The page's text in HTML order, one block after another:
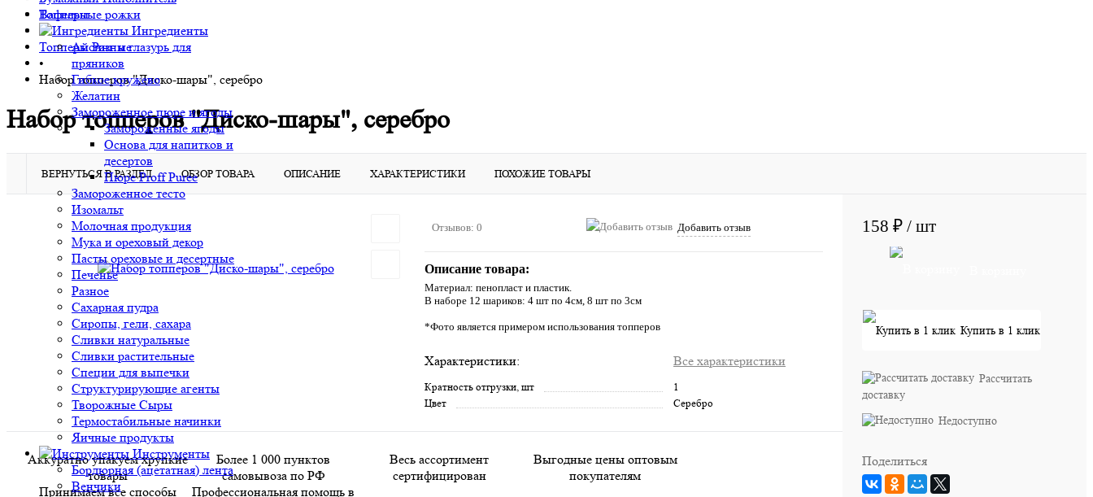
Вафельные рожки
Ингредиенты
Айсинг и глазурь для
пряников
Гибкое кружево
Желатин
Замороженное пюре и ягоды
Замороженные ягоды
Основа для напитков и
десертов
Пюре Proff Puree
Замороженное тесто
Изомальт
Молочная продукция
Мука и ореховый декор
Пасты ореховые и десертные
Печенье
Разное
Сахарная пудра
Сиропы, гели, сахара
Сливки натуральные
Сливки растительные
Специи для выпечки
Структурирующие агенты
Творожные Сыры
Термостабильные начинки
Яичные продукты
Инструменты
Бордюрная (ацетатная) лента
Венчики
Топперы
•
Топперы Разные
•
Набор топперов "Диско-шары", серебро
Набор топперов "Диско-шары", серебро
ВЕРНУТЬСЯ В РАЗДЕЛ ОБЗОР ТОВАРА ОПИСАНИЕ ХАРАКТЕРИСТИКИ ПОХОЖИЕ ТОВАРЫ
Отзывов: 0 Добавить отзыв
Описание товара:
Материал: пенопласт и пластик.
В наборе 12 шариков: 4 шт по 4см, 8 шт по 3см
*Фото является примером использования топперов
Характеристики: Все характеристики
Кратность отгрузки, шт
1
Цвет
Серебро
Аккуратно упакуем хрупкие
товары
Более 1 000 пунктов
самовывоза по РФ
Весь ассортимент
сертифицирован
Выгодные цены оптовым
покупателям
Принимаем все способы
Профессиональная помощь в
158 ₽ / шт
Купить в 1 клик
Рассчитать
доставку
Недоступно
Поделиться